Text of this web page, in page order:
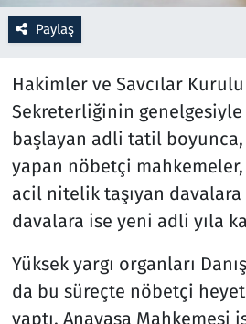
Paylaş
Hakimler ve Savcılar
Sekreterliğinin genelgesiyle
başlayan adli tatil
yapan nöbetçi
acil nitelik taşıyan davalara
davalara ise yeni adli yıla
Yüksek yargı organları
da bu süreçte nöbetçi
yaptı. Anayasa Mahkemesi
Rüya Tabirleri
Savunma Sanayi
Seçim 2023
Spor
Televizyon